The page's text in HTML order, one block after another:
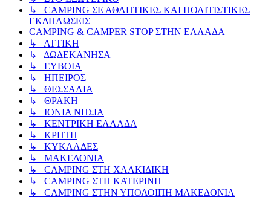
↳ CAMPING ΣΕ ΑΘΛΗΤΙΚΕΣ ΚΑΙ ΠΟΛΙΤΙΣΤΙΚΕΣ
ΕΚΔΗΛΩΣΕΙΣ
CAMPING & CAMPER STOP ΣΤΗN ΕΛΛΑΔΑ
↳ ΑΤΤΙΚΗ
↳ ΔΩΔΕΚΑΝΗΣΑ
↳ ΕΥΒΟΙΑ
↳ ΗΠΕΙΡΟΣ
↳ ΘΕΣΣΑΛΙΑ
↳ ΘΡΑΚΗ
↳ ΙΟΝΙΑ ΝΗΣΙΑ
↳ ΚΕΝΤΡΙΚΗ ΕΛΛΑΔΑ
↳ ΚΡΗΤΗ
↳ ΚΥΚΛΑΔΕΣ
↳ ΜΑΚΕΔΟΝΙΑ
↳ CAMPING ΣΤΗ ΧΑΛΚΙΔΙΚΗ
↳ CAMPING ΣΤΗ ΚΑΤΕΡΙΝΗ
↳ CAMPING ΣΤΗΝ ΥΠΟΛΟΙΠΗ ΜΑΚΕΔΟΝΙΑ